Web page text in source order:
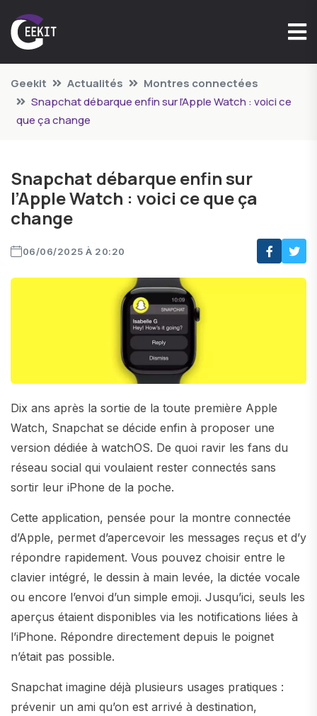
Geekit Actualités
Montres connectées
Snapchat débarque enfin sur l’Apple Watch : voici ce
que ça change
Snapchat débarque enfin sur
l’Apple Watch : voici ce que ça
change
06/06/2025 À 20:20
Dix ans après la sortie de la toute première Apple
Watch, Snapchat se décide enfin à proposer une
version dédiée à watchOS. De quoi ravir les fans du
réseau social qui voulaient rester connectés sans
sortir leur iPhone de la poche.
Cette application, pensée pour la montre connectée
d’Apple, permet d’apercevoir les messages reçus et d’y
répondre rapidement. Vous pouvez choisir entre le
clavier intégré, le dessin à main levée, la dictée vocale
ou encore l’envoi d’un simple emoji. Jusqu’ici, seuls les
aperçus étaient disponibles via les notifications liées à
l’iPhone. Répondre directement depuis le poignet
n’était pas possible.
Snapchat imagine déjà plusieurs usages pratiques :
prévenir un ami qu’on est arrivé à destination,